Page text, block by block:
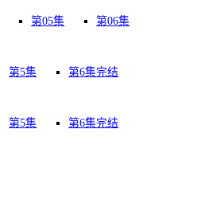
第05集 第06集
第5集 第6集完结
第5集 第6集完结